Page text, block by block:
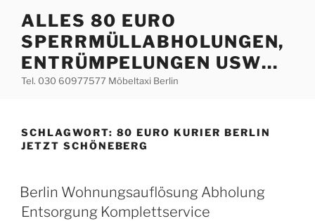
Inhalt
springen
ALLES 80 EURO
SPERRMÜLLABHOLUNGEN,
ENTRÜMPELUNGEN USW…
Tel. 030 60977577 Möbeltaxi Berlin
SCHLAGWORT: 80 EURO KURIER BERLIN
JETZT SCHÖNEBERG
VERÖFFENTLICHT
AM
Berlin Wohnungsauflösung Abholung
Entsorgung Komplettservice